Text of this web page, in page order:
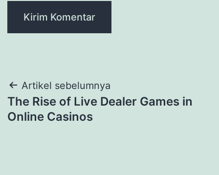
Navigasi
pos
Artikel sebelumnya
The Rise of Live Dealer Games in
Online Casinos